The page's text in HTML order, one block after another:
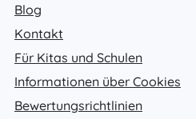
Blog
Kontakt
Für Kitas und Schulen
Informationen über Cookies
Bewertungsrichtlinien